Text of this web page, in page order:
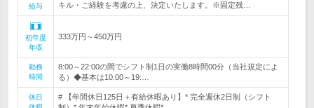
給与
キル・ご経験を考慮の上、決定いたします。※固定残…
初年度
年収
333万円～450万円
勤務
時間
8:00～22:00の間でシフト制1日の実働8時間00分（当社規定によ
る）◆基本は10:00～19:…
休日
# 【年間休日125日＋有給休暇あり】* 完全週休2日制（シフト